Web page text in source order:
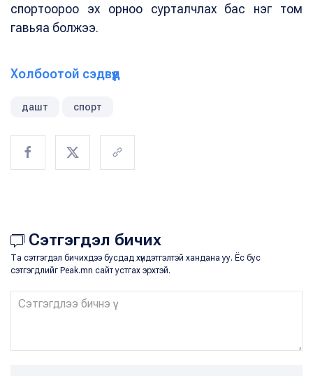
спортоороо эх орноо сурталчлах бас нэг том
гавьяа болжээ.
Холбоотой сэдвүүд
дашт спорт
Сэтгэгдэл бичих
Та сэтгэгдэл бичихдээ бусдад хүндэтгэлтэй хандана уу. Ёс бус
сэтгэгдлийг Peak.mn сайт устгах эрхтэй.